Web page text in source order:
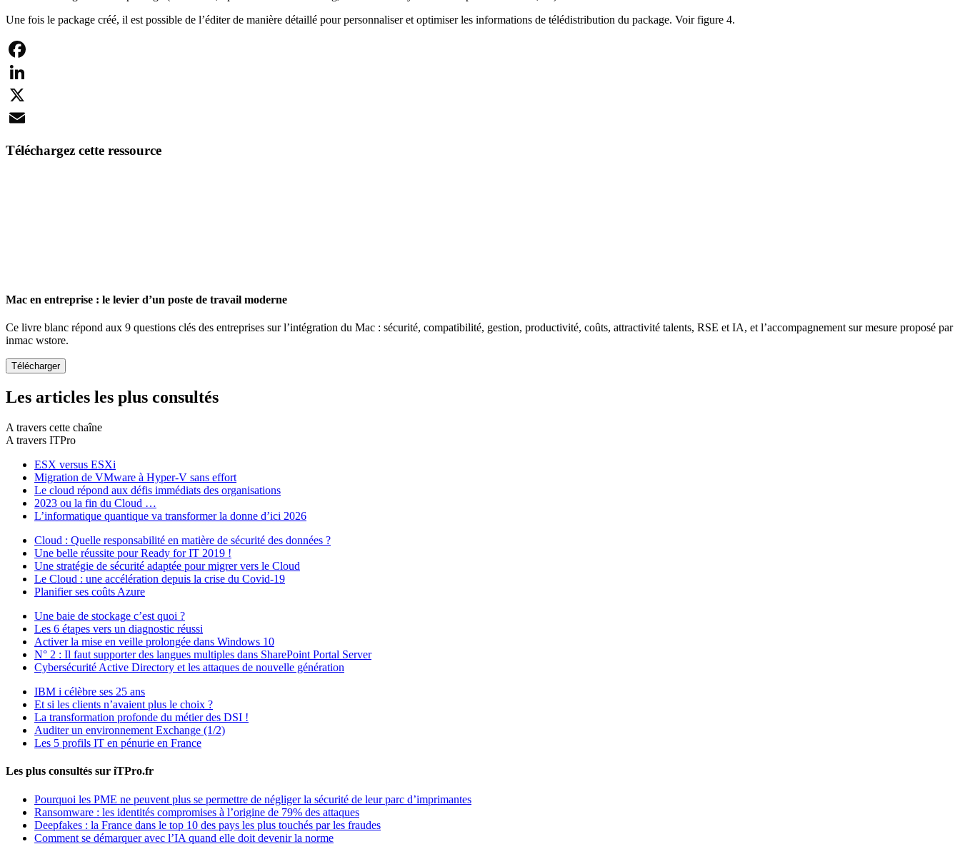
Une fois le package créé, il est possible de l’éditer de manière détaillé pour personnaliser et optimiser les informations de télédistribution du package. Voir figure 4.
Facebook
LinkedIn
X
Téléchargez cette ressource
Mac en entreprise : le levier d’un poste de travail moderne
Ce livre blanc répond aux 9 questions clés des entreprises sur l’intégration du Mac : sécurité, compatibilité, gestion, productivité, coûts, attractivité talents, RSE et IA, et l’accompagnement sur mesure proposé par
inmac wstore.
Les articles les plus consultés
A travers cette chaîne
A travers ITPro
ESX versus ESXi
Migration de VMware à Hyper-V sans effort
Le cloud répond aux défis immédiats des organisations
2023 ou la fin du Cloud …
L’informatique quantique va transformer la donne d’ici 2026
Cloud : Quelle responsabilité en matière de sécurité des données ?
Une belle réussite pour Ready for IT 2019 !
Une stratégie de sécurité adaptée pour migrer vers le Cloud
Le Cloud : une accélération depuis la crise du Covid-19
Planifier ses coûts Azure
Une baie de stockage c’est quoi ?
Les 6 étapes vers un diagnostic réussi
Activer la mise en veille prolongée dans Windows 10
N° 2 : Il faut supporter des langues multiples dans SharePoint Portal Server
Cybersécurité Active Directory et les attaques de nouvelle génération
IBM i célèbre ses 25 ans
Et si les clients n’avaient plus le choix ?
La transformation profonde du métier des DSI !
Auditer un environnement Exchange (1/2)
Les 5 profils IT en pénurie en France
Les plus consultés sur iTPro.fr
Pourquoi les PME ne peuvent plus se permettre de négliger la sécurité de leur parc d’imprimantes
Ransomware : les identités compromises à l’origine de 79% des attaques
Deepfakes : la France dans le top 10 des pays les plus touchés par les fraudes
Comment se démarquer avec l’IA quand elle doit devenir la norme